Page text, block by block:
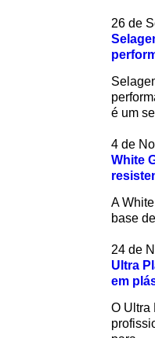
26 de
é um
4 de
White
A
base
24 de
Ultra
em
O Ultra